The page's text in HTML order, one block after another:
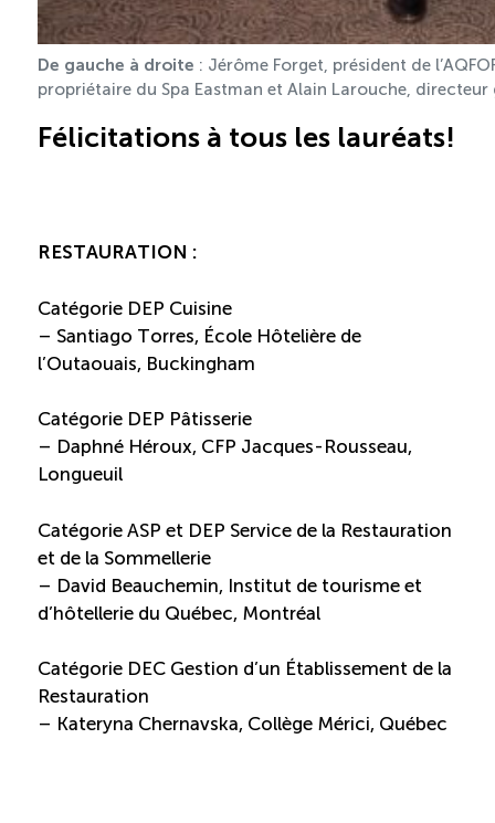
De gauche à droite : Jérôme Forget, président de
propriétaire du Spa Eastman et Alain Larouche,
Félicitations à tous les lauréats!
RESTAURATION :
Catégorie DEP Cuisine
– Santiago Torres, École Hôtelière de
l’Outaouais, Buckingham
Catégorie DEP Pâtisserie
– Daphné Héroux, CFP Jacques-Rousseau,
Longueuil
Catégorie ASP et DEP Service de la Restauration
et de la Sommellerie
– David Beauchemin, Institut de tourisme et
d’hôtellerie du Québec, Montréal
Catégorie DEC Gestion d’un Établissement de la
Restauration
– Kateryna Chernavska, Collège Mérici, Québec